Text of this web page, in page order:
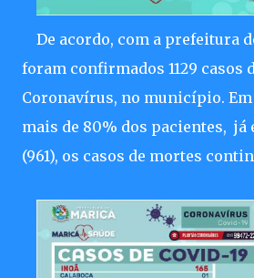
De acordo, com a prefeitura
foram confirmados 1129 casos
Coronavírus, no município.
mais de 80% dos pacientes, já
(961), os casos de mortes